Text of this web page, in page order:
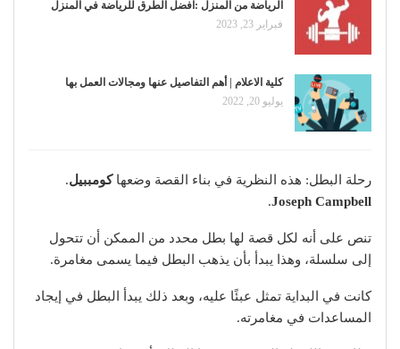
الرياضة من المنزل :افضل الطرق للرياضة في المنزل
فبراير 23, 2023
كلية الاعلام | أهم التفاصيل عنها ومجالات العمل بها
يوليو 20, 2022
رحلة البطل: هذه النظرية في بناء القصة وضعهاكومببيل.
Joseph Campbell
.
تنص على أنه لكل قصة لها بطل محدد من الممكن أن تتحول
إلى سلسلة، وهذا يبدأ بأن يذهب البطل فيما يسمى مغامرة.
كانت في البداية تمثل عبئًا عليه، وبعد ذلك يبدأ البطل في إيجاد
المساعدات في مغامرته.